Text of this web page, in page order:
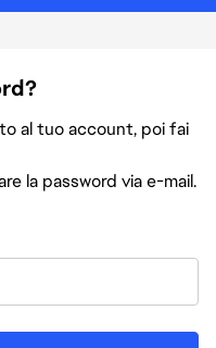
al tuo account, poi fai
la password via e-mail.
e-mail